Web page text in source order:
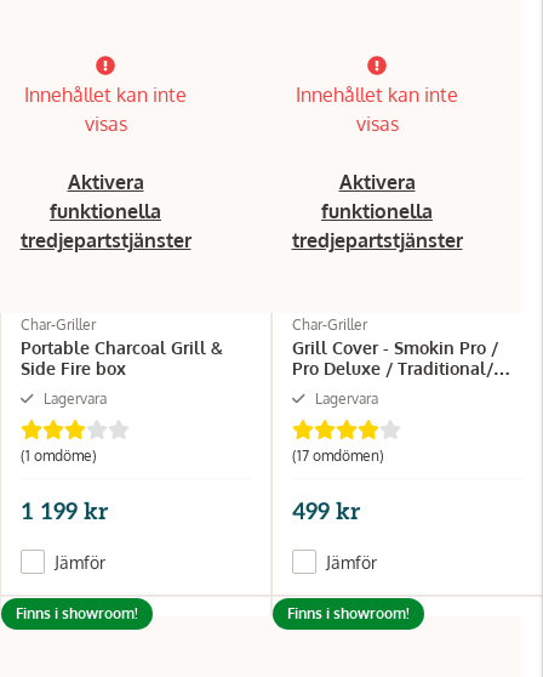
Innehållet kan inte
visas
Aktivera
funktionella
tredjepartstjänster
Char-Griller
Portable Charcoal Grill &
Side Fire box
Lagervara
(1 omdöme)
1 199 kr
Jämför
Innehållet kan inte
visas
Aktivera
funktionella
tredjepartstjänster
Char-Griller
Grill Cover - Smokin Pro /
Pro Deluxe / Traditional/
Wrangler
Lagervara
(17 omdömen)
499 kr
Jämför
Finns i showroom! Finns i showroom!